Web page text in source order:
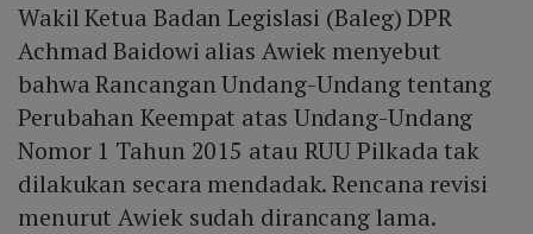
Wakil Ketua Badan Legislasi (Baleg) DPR
Achmad Baidowi alias Awiek menyebut
bahwa Rancangan Undang-Undang tentang
Perubahan Keempat atas Undang-Undang
Nomor 1 Tahun 2015 atau RUU Pilkada tak
dilakukan secara mendadak. Rencana revisi
menurut Awiek sudah dirancang lama.